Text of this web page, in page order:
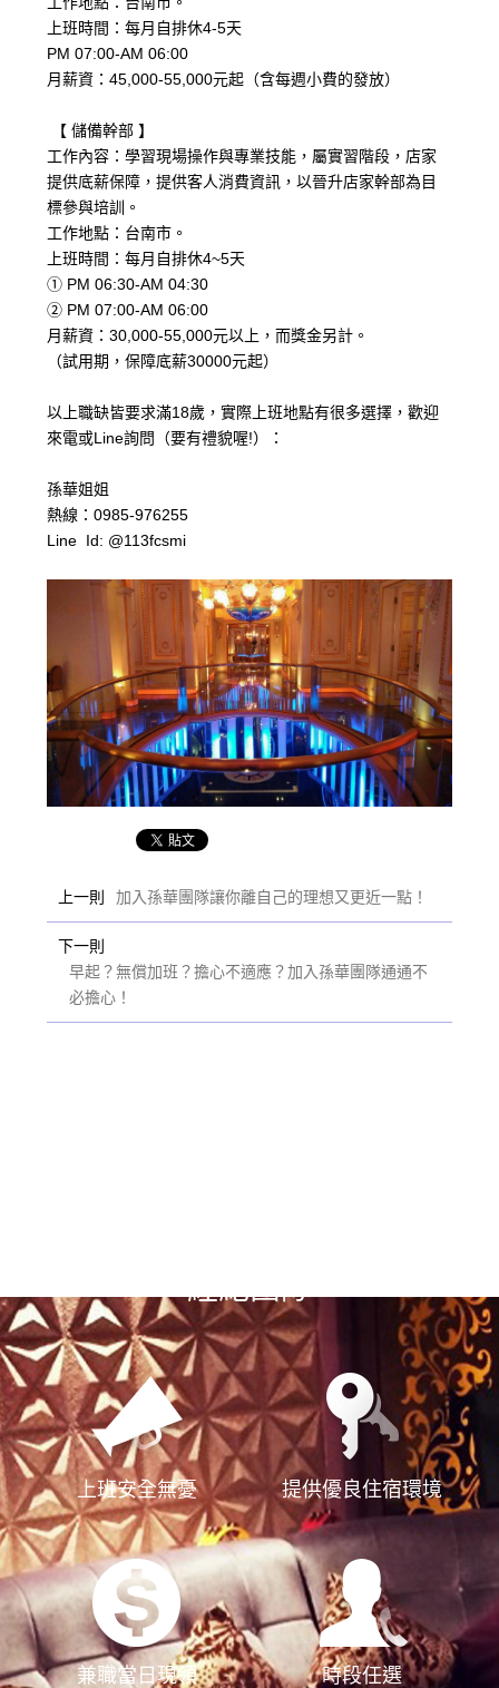
上班時間：每月自排休4-5天
PM 07:00-AM 06:00
月薪資：45,000-55,000元起（含每週小費的發放）
【 儲備幹部 】
工作內容：學習現場操作與專業技能，屬實習階段，店家
提供底薪保障，提供客人消費資訊，以晉升店家幹部為目
標參與培訓。
工作地點：台南市。
上班時間：每月自排休4~5天
① PM 06:30-AM 04:30
② PM 07:00-AM 06:00
月薪資：30,000-55,000元以上，而獎金另計。
（試用期，保障底薪30000元起）
以上職缺皆要求滿18歲，實際上班地點有很多選擇，歡迎
來電或Line詢問（要有禮貌喔!）：
孫華姐姐
熱線：0985-976255
Line Id: @113fcsmi
上一則 加入孫華團隊讓你離自己的理想又更近一點！
下一則
早起？無償加班？擔心不適應？加入孫華團隊通通不
必擔心！
經紀團隊
上班安全無憂 提供優良住宿環境
兼職當日現領 時段任選